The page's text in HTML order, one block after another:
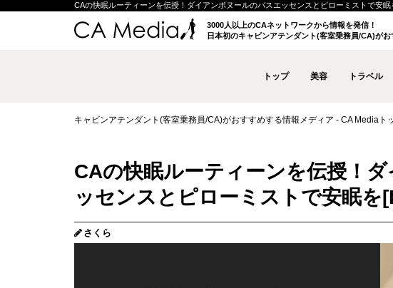
CAの快眠ルーティーンを伝授！ダイアンボヌールのバスエッセンスとピローミストで安
3000人以上のCAネットワークから情報を発信！
日本初のキャビンアテンダント(客室乗務員/CA)が
トップ 美容 トラベル
キャビンアテンダント(客室乗務員/CA)がおすすめする情報メディア - CA Mediaト
CAの快眠ルーティーンを伝授！
ッセンスとピローミストで安眠を
さくら